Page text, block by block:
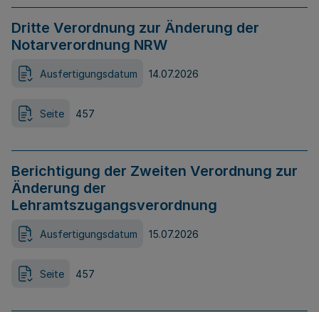
Dritte Verordnung zur Änderung der
Notarverordnung NRW
Ausfertigungsdatum 14.07.2026
Seite 457
Berichtigung der Zweiten Verordnung zur
Änderung der
Lehramtszugangsverordnung
Ausfertigungsdatum 15.07.2026
Seite 457